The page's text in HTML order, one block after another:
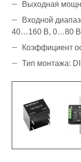
Выходная
Входной
40…160 В, 0…80
Коэффициент
Тип монтажа: